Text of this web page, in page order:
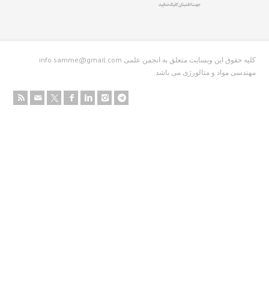
info.samme@gmail.com کلیه حقوق این وبسایت متعلق به انجمن علمی
مواد و متالورژی می باشد